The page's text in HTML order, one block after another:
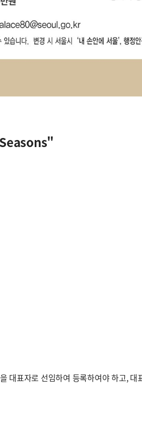
대표자로 선임하여 등록하여야 하고,